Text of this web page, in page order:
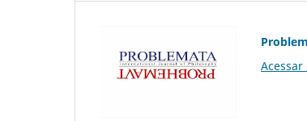
Acessar